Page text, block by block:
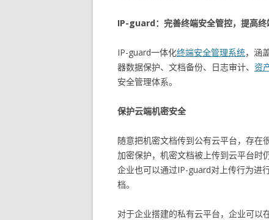
IP-guard： 完善终端安全管控，提高
IP-guard一体化终端安全管理系统，涵
器数据保护、文档备份、日志审计、 资
安全管理体系。
保护云端机密安全
随意把机密文档传到公有云平台，存在
加密保护，机密文档被上传到云平台时
企业也可以通过IP-guard对上传行为进
档。
对于企业搭建的私有云平台，企业可以